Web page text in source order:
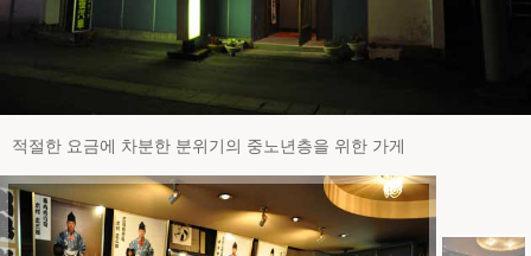
적절한 요금에 차분한 분위기의 중노년층을 위한 가게